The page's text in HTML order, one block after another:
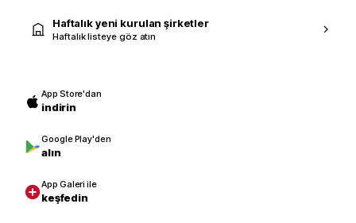
Haftalık yeni kurulan şirketler
Haftalık listeye göz atın
App Store'dan
indirin
Google Play'den
alın
App Galeri ile
keşfedin